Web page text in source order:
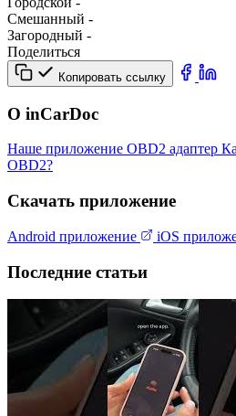
Смешанный -
Загородный -
Поделиться
Копировать ссылку
О inCarDoc
Наше приложение OBD2 адаптер
OBD2?
Скачать приложение
Android приложение iOS
Последние статьи